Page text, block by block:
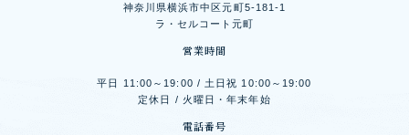
神奈川県横浜市中区元町5-181-1
ラ・セルコート元町
営業時間
平日 11:00～19:00 / 土日祝 10:00～19:00
定休日 / 火曜日・年末年始
電話番号